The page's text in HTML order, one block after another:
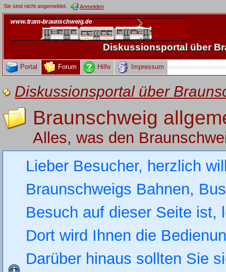
Sie sind nicht angemeldet. Anmelden
Diskussionsportal über
Portal Forum Hilfe Impressum
Diskussionsportal über
Braunschweig
Alles, was den
Lieber Besucher, herzlich
Braunschweigs Bahnen,
Besuch auf dieser Seite
Dort wird Ihnen die
Darüber hinaus sollten Sie